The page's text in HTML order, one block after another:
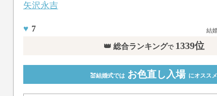
矢沢永吉
♥ 7 結
👑 総合ランキングで 1339位
💒結婚式では お色直し入場 にオススメ